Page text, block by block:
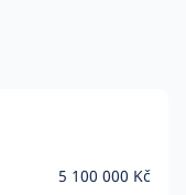
5 100 000 Kč